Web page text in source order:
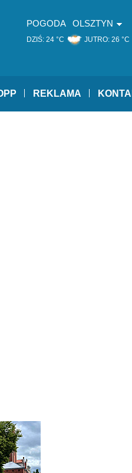
POGODA OLSZTYN
DZIŚ: 24 °C JUTRO: 26 °C
REKLAMA